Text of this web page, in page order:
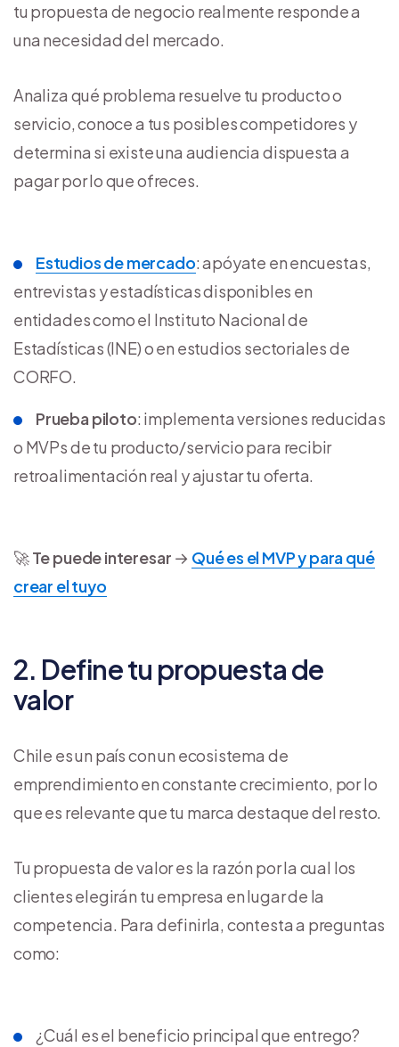
tu propuesta de negocio realmente responde a
una necesidad del mercado.
Analiza qué problema resuelve tu producto o
servicio, conoce a tus posibles competidores y
determina si existe una audiencia dispuesta a
pagar por lo que ofreces.
Estudios de mercado: apóyate en encuestas,
entrevistas y estadísticas disponibles en
entidades como el Instituto Nacional de
Estadísticas (INE) o en estudios sectoriales de
CORFO.
Prueba piloto: implementa versiones reducidas
o MVPs de tu producto/servicio para recibir
retroalimentación real y ajustar tu oferta.
🚀Te puede interesar → Qué es el MVP y para qué
crear el tuyo
2. Define tu propuesta de
valor
Chile es un país con un ecosistema de
emprendimiento en constante crecimiento, por lo
que es relevante que tu marca destaque del resto.
Tu propuesta de valor es la razón por la cual los
clientes elegirán tu empresa en lugar de la
competencia. Para definirla, contesta a preguntas
como:
¿Cuál es el beneficio principal que entrego?